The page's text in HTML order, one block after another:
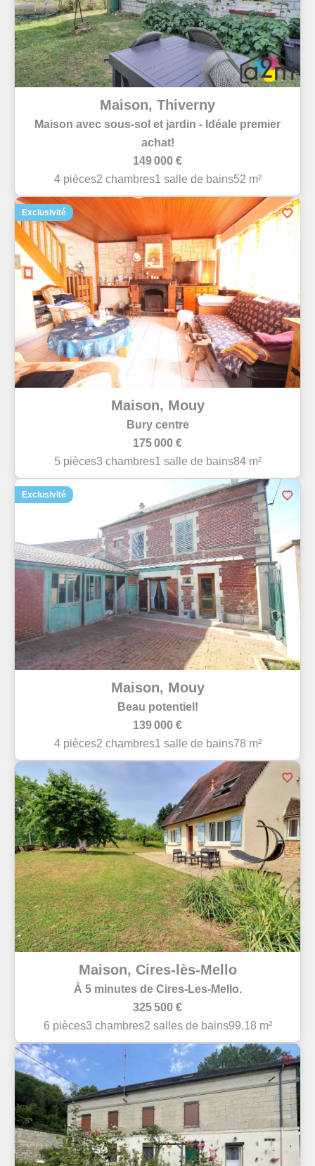
Maison, Thiverny
Maison avec sous-sol et jardin - Idéale premier
achat!
149 000 €
4 pièces2 chambres1 salle de bains52 m²
Exclusivité
Maison, Mouy
Bury centre
175 000 €
5 pièces3 chambres1 salle de bains84 m²
Exclusivité
Maison, Mouy
Beau potentiel!
139 000 €
4 pièces2 chambres1 salle de bains78 m²
Maison, Cires-lès-Mello
À 5 minutes de Cires-Les-Mello.
325 500 €
6 pièces3 chambres2 salles de bains99.18 m²